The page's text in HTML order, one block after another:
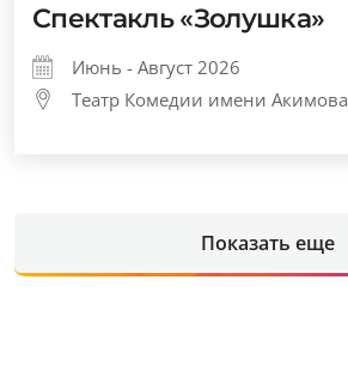
Спектакль «Золушка»
Июнь - Август 2026
Театр Комедии имени Акимова
Показать еще